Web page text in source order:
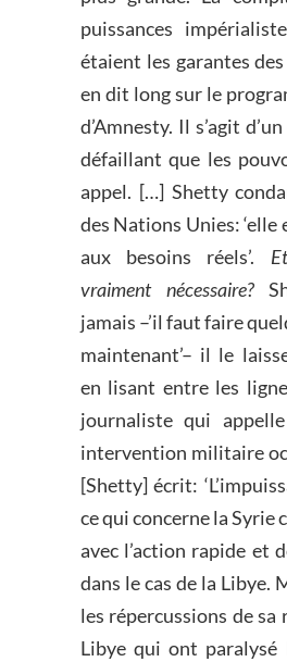
puissances
étaient les garantes
en dit long sur le
d’Amnesty. Il s’agit
défaillant que les
appel. […] Shetty
des Nations Unies:
aux besoins réels’.
vraiment nécessaire?
jamais –’il faut faire
maintenant’– il le
en lisant entre les
journaliste qui
intervention militaire
[Shetty] écrit:
ce qui concerne la
avec l’action rapide et
dans le cas de la Libye.
les répercussions de
Libye qui ont paralysé